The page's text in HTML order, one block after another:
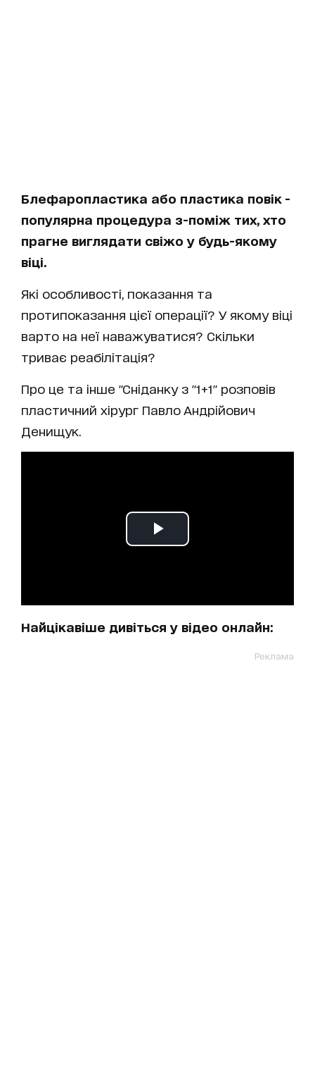
Блефаропластика або пластика повік -
популярна процедура з-поміж тих, хто
прагне виглядати свіжо у будь-якому
віці.
Які особливості, показання та
протипоказання цієї операції? У якому віці
варто на неї наважуватися? Скільки
триває реабілітація?
Про це та інше "Сніданку з "1+1" розповів
пластичний хірург Павло Андрійович
Денищук.
Найцікавіше дивіться у відео онлайн:
Реклама